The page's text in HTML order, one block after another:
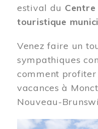
estival du
touristique
Venez faire un
sympathiques
comment
vacances à
Nouveau-
Image